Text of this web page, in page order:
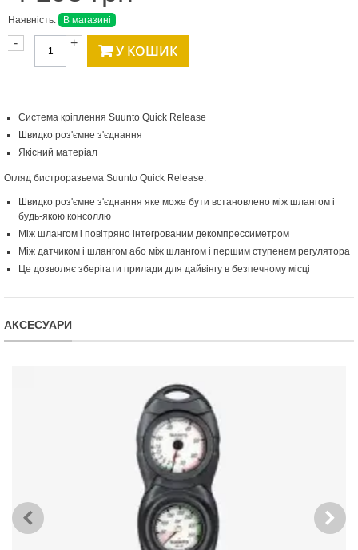
Наявність: В магазині
- + У КОШИК
Система кріплення Suunto Quick Release
Швидко роз'ємне з'єднання
Якісний матеріал
Огляд бистроразьема Suunto Quick Release:
Швидко роз'ємне з'єднання яке може бути встановлено між шлангом і
будь-якою консоллю
Між шлангом і повітряно інтегрованим декомпрессиметром
Між датчиком і шлангом або між шлангом і першим ступенем регулятора
Це дозволяє зберігати прилади для дайвінгу в безпечному місці
АКСЕСУАРИ